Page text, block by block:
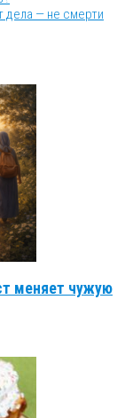
дела — не смерти
меняет чужую